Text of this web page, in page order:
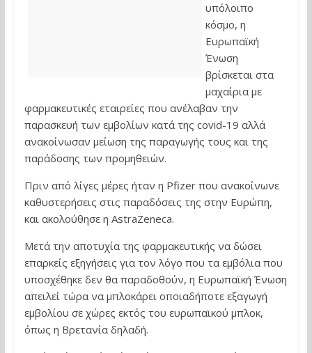
υπόλοιπο
κόσμο, η
Ευρωπαϊκή
Ένωση
βρίσκεται στα
μαχαίρια με
φαρμακευτικές εταιρείες που ανέλαβαν την
παρασκευή των εμβολίων κατά της covid-19 αλλά
ανακοίνωσαν μείωση της παραγωγής τους και της
παράδοσης των προμηθειών.
Πριν από λίγες μέρες ήταν η Pfizer που ανακοίνωνε
καθυστερήσεις στις παραδόσεις της στην Ευρώπη,
και ακολούθησε η AstraZeneca.
Μετά την αποτυχία της φαρμακευτικής να δώσει
επαρκείς εξηγήσεις για τον λόγο που τα εμβόλια που
υποσχέθηκε δεν θα παραδοθούν, η Ευρωπαϊκή Ένωση
απειλεί τώρα να μπλοκάρει οποιαδήποτε εξαγωγή
εμβολίου σε χώρες εκτός του ευρωπαϊκού μπλοκ,
όπως η Βρετανία δηλαδή.